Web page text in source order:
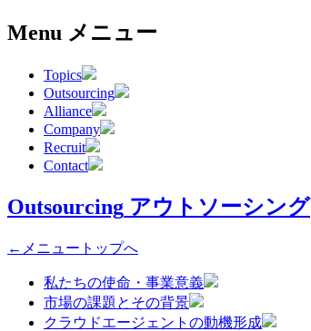
Menu メニュー
Topics
Outsourcing
Alliance
Company
Recruit
Contact
Outsourcing アウトソーシング
←メニュートップへ
私たちの使命・事業意義
市場の課題とその背景
クラウドエージェントの動機形成